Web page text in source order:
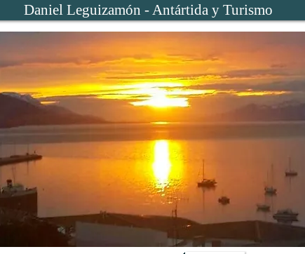
Daniel Leguizamón - Antártida y Turismo